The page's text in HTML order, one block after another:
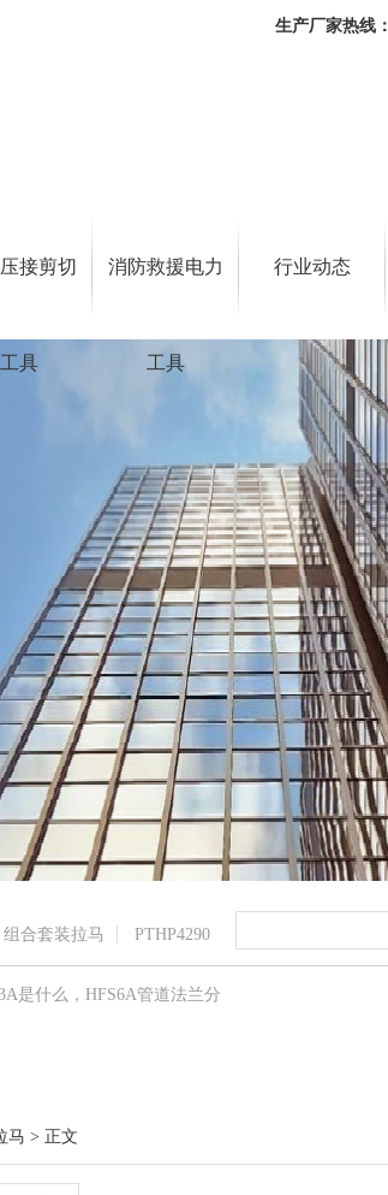
生产厂家热线：
接剪切
工具
消防救援电力
工具
行业动态
合套装拉马 PTHP4290
是什么，HFS6A管道法兰分
马 > 正文